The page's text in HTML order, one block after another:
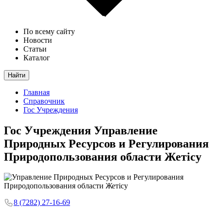
По всему сайту
Новости
Статьи
Каталог
Найти
Главная
Справочник
Гос Учреждения
Гос Учреждения Управление
Природных Ресурсов и Регулирования
Природопользования области Жетісу
8 (7282) 27-16-69